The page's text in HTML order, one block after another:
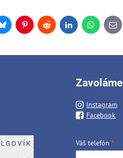
BlueskyPinterestRedditLinkedInWhatsApp
E-
mail
Instagram
Facebook
Váš telefón*